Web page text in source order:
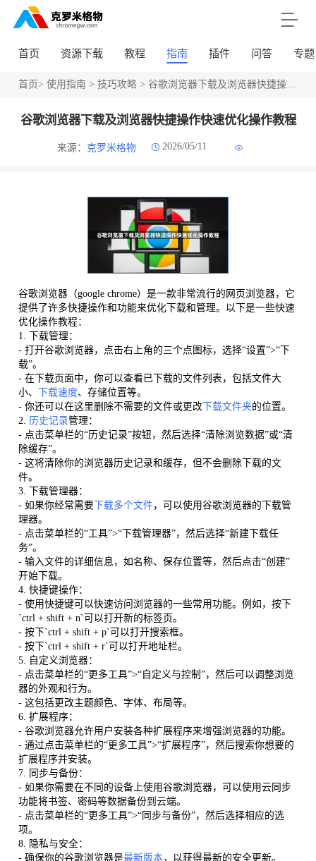
首页 资源下载 教程 指南 插件 问答 专题
首页> 使用指南 > 技巧攻略> 谷歌浏览器下载及浏览器快捷操作快速优化操作教程
谷歌浏览器下载及浏览器快捷操作快速优化操作教程
来源： 克罗米格物 2026/05/11
谷歌浏览器（google chrome）是一款非常流行的网页浏览器，它
提供了许多快捷操作和功能来优化下载和管理。以下是一些快速
优化操作教程：
1. 下载管理：
- 打开谷歌浏览器，点击右上角的三个点图标，选择“设置”>“下
载”。
- 在下载页面中，你可以查看已下载的文件列表，包括文件大
小、
下载速度、存储位置等。
- 你还可以在这里删除不需要的文件或更改下载文件夹的位置。
2. 历史记录管理：
- 点击菜单栏的“历史记录”按钮，然后选择“清除浏览数据”或“清
除缓存”。
- 这将清除你的浏览器历史记录和缓存，但不会删除下载的文
件。
3. 下载管理器：
- 如果你经常需要 下载多个文件，可以使用谷歌浏览器的下载管
理器。
- 点击菜单栏的“工具”>“下载管理器”，然后选择“新建下载任
务”。
- 输入文件的详细信息，如名称、保存位置等，然后点击“创建”
开始下载。
4. 快捷键操作：
- 使用快捷键可以快速访问浏览器的一些常用功能。例如，按下
`ctrl + shift + n`可以打开新的标签页。
- 按下`ctrl + shift + p`可以打开搜索框。
- 按下`ctrl + shift + r`可以打开地址栏。
5. 自定义浏览器：
- 点击菜单栏的“更多工具”>“自定义与控制”，然后可以调整浏览
器的外观和行为。
- 这包括更改主题颜色、字体、布局等。
6. 扩展程序：
- 谷歌浏览器允许用户安装各种扩展程序来增强浏览器的功能。
- 通过点击菜单栏的“更多工具”>“扩展程序”，然后搜索你想要的
扩展程序并安装。
7. 同步与备份：
- 如果你需要在不同的设备上使用谷歌浏览器，可以使用云同步
功能将书签、密码等数据备份到云端。
- 点击菜单栏的“更多工具”>“同步与备份”，然后选择相应的选
项。
8. 隐私与安全：
- 确保你的谷歌浏览器是最新版本，以获得最新的安全更新。